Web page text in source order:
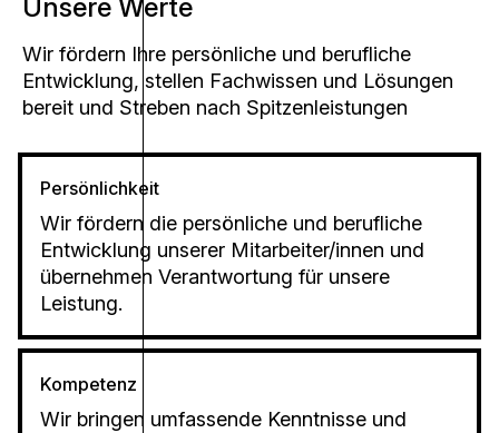
Unsere Werte
Wir fördern Ihre persönliche und berufliche
Entwicklung, stellen Fachwissen und Lösungen
bereit und Streben nach Spitzenleistungen
Persönlichkeit
Wir fördern die persönliche und berufliche
Entwicklung unserer Mitarbeiter/innen und
übernehmen Verantwortung für unsere
Leistung.
Kompetenz
Wir bringen umfassende Kenntnisse und